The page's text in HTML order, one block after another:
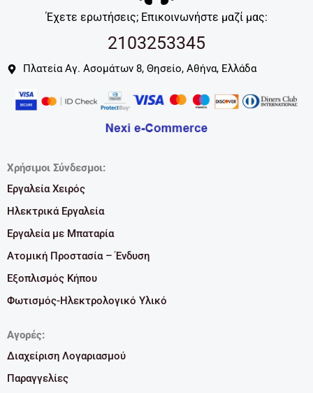
Έχετε ερωτήσεις; Επικοινωνήστε μαζί μας:
2103253345
Πλατεία Αγ. Ασομάτων 8, Θησείο, Αθήνα, Ελλάδα
Χρήσιμοι Σύνδεσμοι:
Εργαλεία Χειρός
Ηλεκτρικά Εργαλεία
Εργαλεία με Μπαταρία
Ατομική Προστασία – Ένδυση
Εξοπλισμός Κήπου
Φωτισμός-Ηλεκτρολογικό Υλικό
Αγορές:
Διαχείριση Λογαριασμού
Παραγγελίες